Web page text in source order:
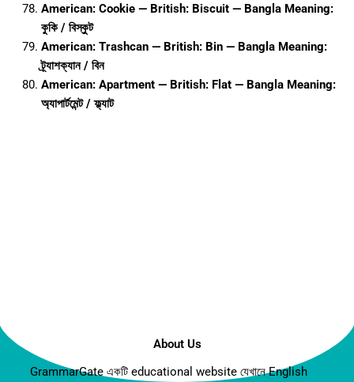
American: Cookie — British: Biscuit — Bangla Meaning:
কুকি / বিস্কুট
American: Trashcan — British: Bin — Bangla Meaning:
ট্র্যাশক্যান / বিন
American: Apartment — British: Flat — Bangla Meaning:
অ্যাপার্টমেন্ট / ফ্ল্যাট
About Us
GrammarGate একটি educational website যেখানে English